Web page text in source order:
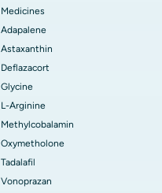
Medicines
Adapalene
Astaxanthin
Deflazacort
Glycine
L-Arginine
Methylcobalamin
Oxymetholone
Tadalafil
Vonoprazan